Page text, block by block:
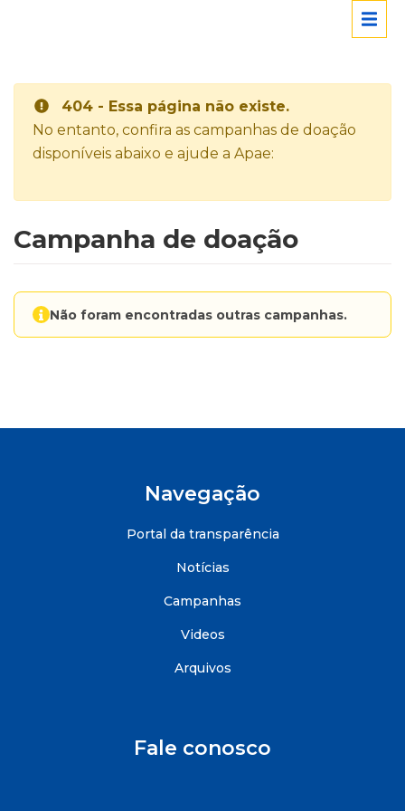
404 - Essa página não existe.
No entanto, confira as campanhas de doação
disponíveis abaixo e ajude a Apae:
Campanha de doação
Não foram encontradas outras campanhas.
Navegação
Portal da transparência
Notícias
Campanhas
Videos
Arquivos
Fale conosco